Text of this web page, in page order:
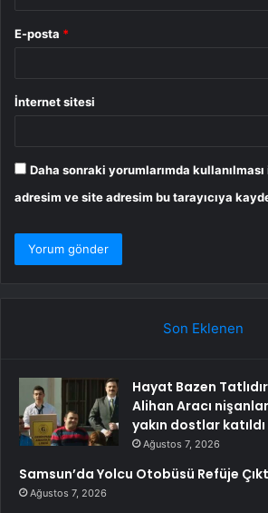
E-posta *
İnternet sitesi
Daha sonraki yorumlarımda
adresim ve site adresim bu tarayıcıya
Son Eklenen
Hayat Bazen
Alihan Aracı
yakın dostlar katıldı
Ağustos 7, 2026
Samsun’da Yolcu Otobüsü Refüje
Ağustos 7, 2026